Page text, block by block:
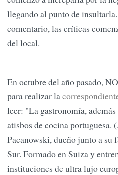
llegando al punto de
comentario, las críticas
del local.
En octubre del año pasado,
para realizar la
leer: "La gastronomía,
atisbos de cocina portuguesa.
Pacanowski, dueño junto a su
Sur. Formado en Suiza y
instituciones de ultra lujo